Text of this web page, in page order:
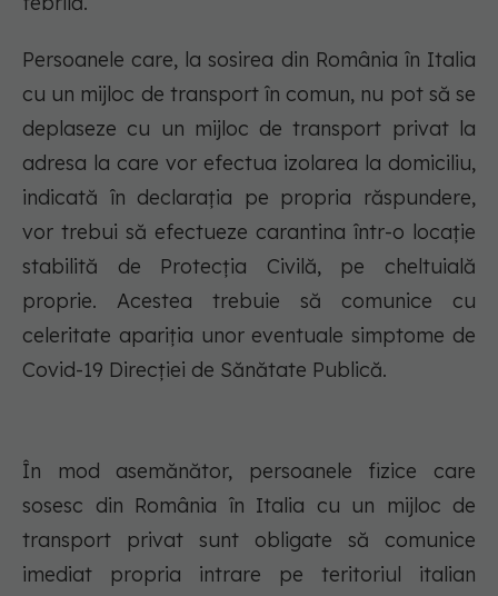
Persoanele care, la sosirea din România în Italia
cu un mijloc de transport în comun, nu pot să se
deplaseze cu un mijloc de transport privat la
adresa la care vor efectua izolarea la domiciliu,
indicată în declarația pe propria răspundere,
vor trebui să efectueze carantina într-o locație
stabilită de Protecția Civilă, pe cheltuială
proprie. Acestea trebuie să comunice cu
celeritate apariția unor eventuale simptome de
Covid-19 Direcției de Sănătate Publică.
În mod asemănător, persoanele fizice care
sosesc din România în Italia cu un mijloc de
transport privat sunt obligate să comunice
imediat propria intrare pe teritoriul italian